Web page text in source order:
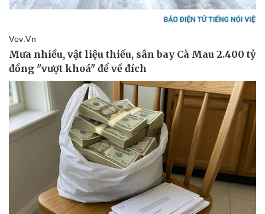
Thể thao
Ô tô - Xe máy